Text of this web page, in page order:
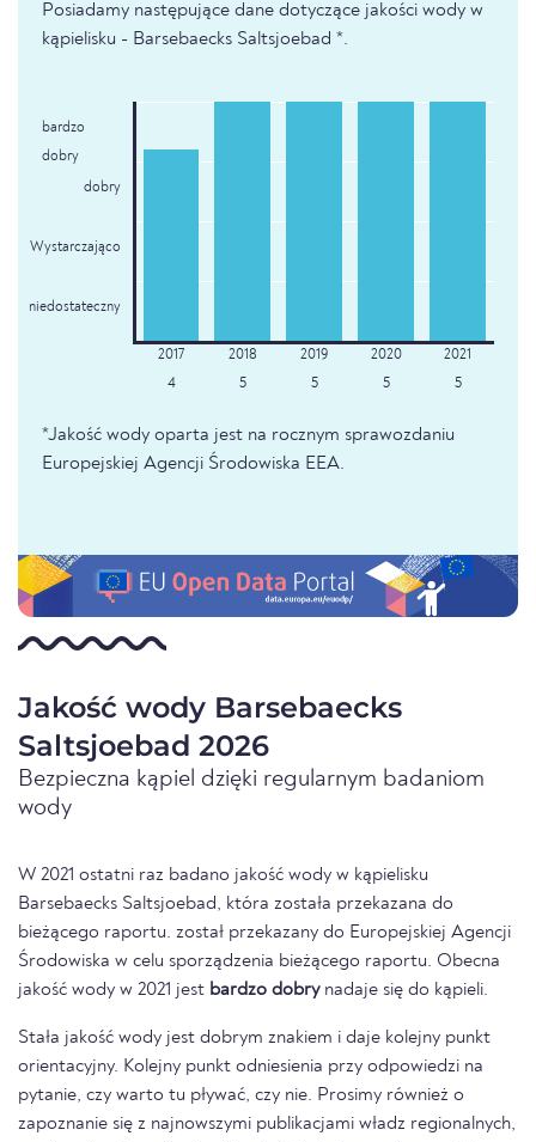
Posiadamy następujące dane dotyczące jakości wody w
kąpielisku - Barsebaecks Saltsjoebad *.
bardzo
dobry
dobry
Wystarczająco
niedostateczny
4 5 5 5 5
*Jakość wody oparta jest na rocznym sprawozdaniu
Europejskiej Agencji Środowiska EEA.
Jakość wody Barsebaecks
Saltsjoebad 2026
Bezpieczna kąpiel dzięki regularnym badaniom
wody
W 2021 ostatni raz badano jakość wody w kąpielisku
Barsebaecks Saltsjoebad, która została przekazana do
bieżącego raportu. został przekazany do Europejskiej Agencji
Środowiska w celu sporządzenia bieżącego raportu. Obecna
jakość wody w 2021 jest bardzo dobrynadaje się do kąpieli.
Stała jakość wody jest dobrym znakiem i daje kolejny punkt
orientacyjny. Kolejny punkt odniesienia przy odpowiedzi na
pytanie, czy warto tu pływać, czy nie. Prosimy również o
zapoznanie się z najnowszymi publikacjami władz regionalnych,